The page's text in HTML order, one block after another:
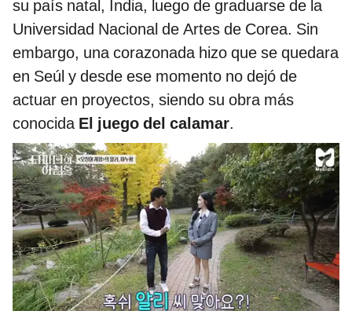
su país natal, India, luego de graduarse de la
Universidad Nacional de Artes de Corea. Sin
embargo, una corazonada hizo que se quedara
en Seúl y desde ese momento no dejó de
actuar en proyectos, siendo su obra más
conocida El juego del calamar.